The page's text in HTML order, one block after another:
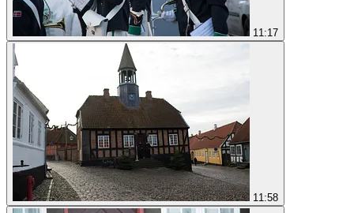
11:17
11:58